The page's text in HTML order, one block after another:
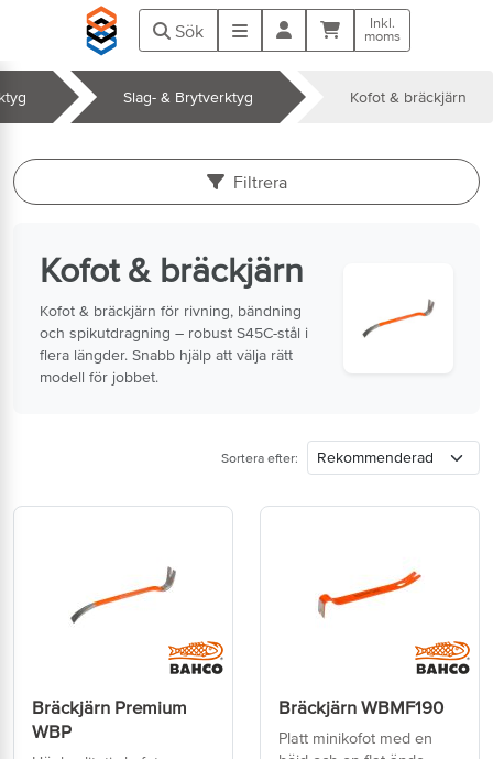
Hoppa till huvudinnehåll
Sök Meny Kundvagn
Inkl.
moms
Slag- & Brytverktyg Kofot & bräckjärn
Filtrera
Kofot & bräckjärn
Kofot & bräckjärn för rivning, bändning
och spikutdragning – robust S45C-stål i
flera längder. Snabb hjälp att välja rätt
modell för jobbet.
Sortera efter:
Bräckjärn Premium
WBP
Bräckjärn WBMF190
Platt minikofot med en